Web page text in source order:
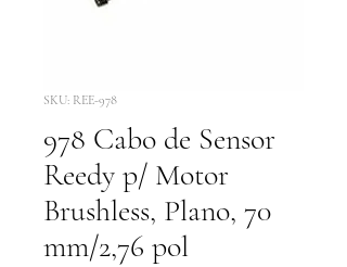
SKU: REE-978
978 Cabo de Sensor
Reedy p/ Motor
Brushless, Plano, 70
mm/2,76 pol